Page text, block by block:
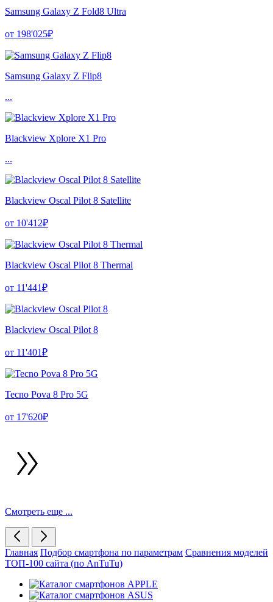
Samsung Galaxy Z Fold8 Ultra
от 198'025₽
Samsung Galaxy Z Flip8
...
Blackview Xplore X1 Pro
...
Blackview Oscal Pilot 8 Satellite
от 10'412₽
Blackview Oscal Pilot 8 Thermal
от 11'441₽
Blackview Oscal Pilot 8
от 11'401₽
Tecno Pova 8 Pro 5G
от 17'620₽
Смотреть еще ...
Главная Подбор смартфона по параметрам Сравнения моделей
ТОП-100 сайта (по AnTuTu)